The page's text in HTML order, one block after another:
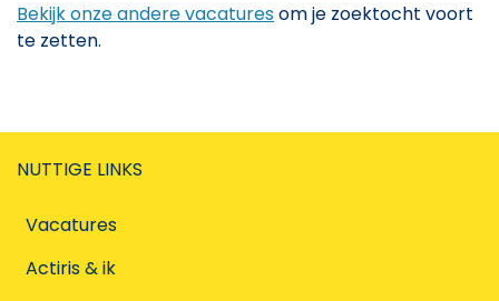
Bekijk onze andere vacaturesom je zoektocht voort
te zetten.
NUTTIGE LINKS
Vacatures
Actiris & ik